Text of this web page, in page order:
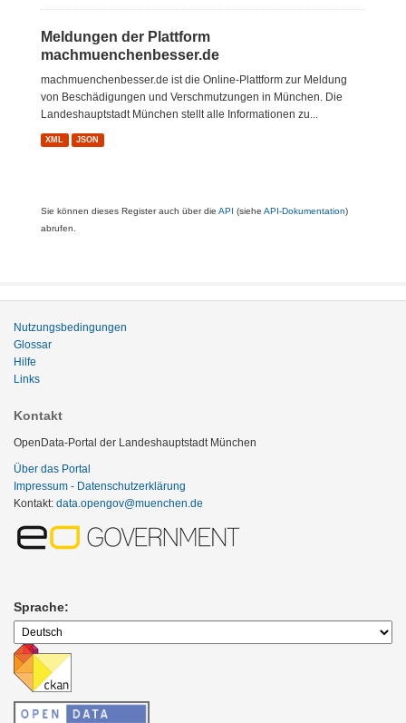
Meldungen der Plattform
machmuenchenbesser.de
machmuenchenbesser.de ist die Online-Plattform zur Meldung
von Beschädigungen und Verschmutzungen in München. Die
Landeshauptstadt München stellt alle Informationen zu...
XML JSON
Sie können dieses Register auch über die API (siehe API-Dokumentation)
abrufen.
Nutzungsbedingungen
Glossar
Hilfe
Links
Kontakt
OpenData-Portal der Landeshauptstadt München
Über das Portal
Impressum - Datenschutzerklärung
Kontakt: data.opengov@muenchen.de
Sprache